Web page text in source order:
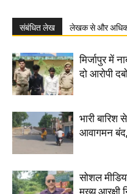
संबंधित लेख लेखक से और
मिर्जापुर में
दो आरोपी
भारी बारिश
आवागमन बंद,
सोशल
मुख्य आरक्षी